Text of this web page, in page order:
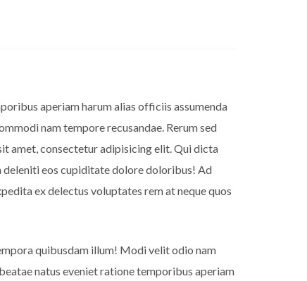
aperiam harum alias officiis assumenda
nam tempore recusandae. Rerum sed
amet, consectetur adipisicing elit. Qui dicta
deleniti eos cupiditate dolore doloribus! Ad
ex delectus voluptates rem at neque quos
quibusdam illum! Modi velit odio nam
natus eveniet ratione temporibus aperiam